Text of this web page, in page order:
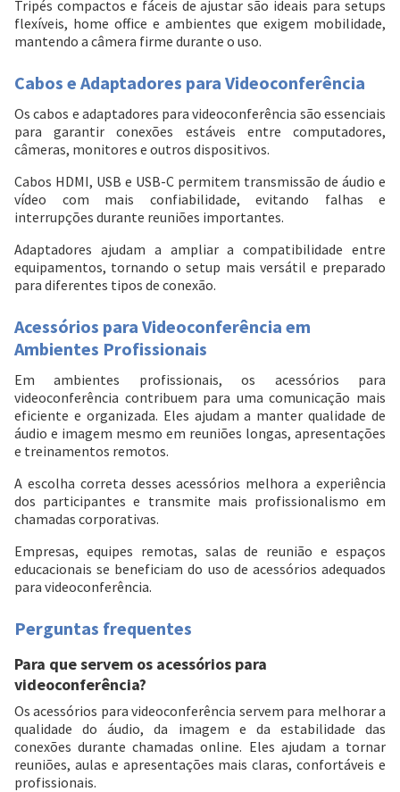
Tripés compactos e fáceis de ajustar são ideais para setups
flexíveis, home office e ambientes que exigem mobilidade,
mantendo a câmera firme durante o uso.
Cabos e Adaptadores para Videoconferência
Os cabos e adaptadores para videoconferência são essenciais
para garantir conexões estáveis entre computadores,
câmeras, monitores e outros dispositivos.
Cabos HDMI, USB e USB-C permitem transmissão de áudio e
vídeo com mais confiabilidade, evitando falhas e
interrupções durante reuniões importantes.
Adaptadores ajudam a ampliar a compatibilidade entre
equipamentos, tornando o setup mais versátil e preparado
para diferentes tipos de conexão.
Acessórios para Videoconferência em
Ambientes Profissionais
Em ambientes profissionais, os acessórios para
videoconferência contribuem para uma comunicação mais
eficiente e organizada. Eles ajudam a manter qualidade de
áudio e imagem mesmo em reuniões longas, apresentações
e treinamentos remotos.
A escolha correta desses acessórios melhora a experiência
dos participantes e transmite mais profissionalismo em
chamadas corporativas.
Empresas, equipes remotas, salas de reunião e espaços
educacionais se beneficiam do uso de acessórios adequados
para videoconferência.
Perguntas frequentes
Para que servem os acessórios para
videoconferência?
Os acessórios para videoconferência servem para melhorar a
qualidade do áudio, da imagem e da estabilidade das
conexões durante chamadas online. Eles ajudam a tornar
reuniões, aulas e apresentações mais claras, confortáveis e
profissionais.